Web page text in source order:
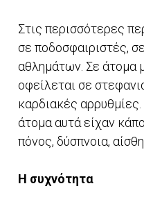
Στις περισσότερες
σε ποδοσφαιριστές,
αθλημάτων. Σε άτομα
οφείλεται σε
καρδιακές
άτομα αυτά είχαν
πόνος, δύσπνοια,
Η συχνότητα